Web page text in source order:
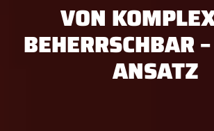
VON
BEHERRSCHBAR
ANSATZ